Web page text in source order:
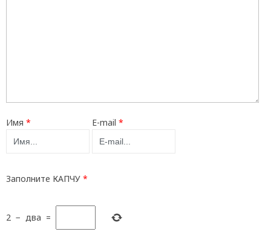
Имя* E-mail*
Заполните КАПЧУ *
2 − два =